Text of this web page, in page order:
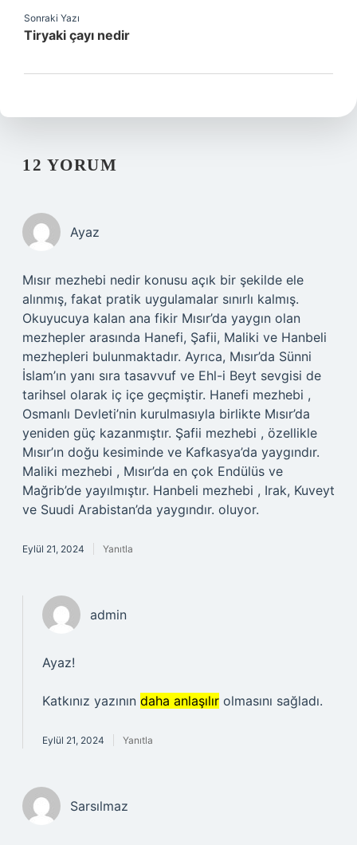
Sonraki Yazı
Tiryaki çayı nedir
12 YORUM
Ayaz
Mısır mezhebi nedir konusu açık bir şekilde ele
alınmış, fakat pratik uygulamalar sınırlı kalmış.
Okuyucuya kalan ana fikir Mısır’da yaygın olan
mezhepler arasında Hanefi, Şafii, Maliki ve Hanbeli
mezhepleri bulunmaktadır. Ayrıca, Mısır’da Sünni
İslam’ın yanı sıra tasavvuf ve Ehl-i Beyt sevgisi de
tarihsel olarak iç içe geçmiştir. Hanefi mezhebi ,
Osmanlı Devleti’nin kurulmasıyla birlikte Mısır’da
yeniden güç kazanmıştır. Şafii mezhebi , özellikle
Mısır’ın doğu kesiminde ve Kafkasya’da yaygındır.
Maliki mezhebi , Mısır’da en çok Endülüs ve
Mağrib’de yayılmıştır. Hanbeli mezhebi , Irak, Kuveyt
ve Suudi Arabistan’da yaygındır. oluyor.
Eylül 21, 2024 Yanıtla
admin
Ayaz!
Katkınız yazının daha anlaşılır olmasını sağladı.
Eylül 21, 2024 Yanıtla
Sarsılmaz